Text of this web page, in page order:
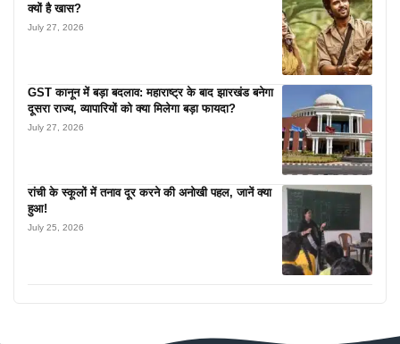
क्यों है खास?
July 27, 2026
GST कानून में बड़ा बदलाव: महाराष्ट्र के बाद झारखंड बनेगा
दूसरा राज्य, व्यापारियों को क्या मिलेगा बड़ा फायदा?
July 27, 2026
रांची के स्कूलों में तनाव दूर करने की अनोखी पहल, जानें क्या
हुआ!
July 25, 2026